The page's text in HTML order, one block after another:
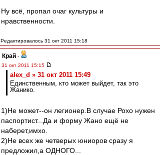
Ну всё, пропал очаг культуры и
нравственности.
Редактировалось 31 окт 2011 15:18
Край -
31 окт 2011 15:15
alex_d » 31 окт 2011 15:49
Единственным, кто может выйдет, так это
Жанико.
1)Не может--он легионер.В случае Рохо нужен
паспортист...Да и форму Жано ещё не
наберет,имхо.
2)Не всех же четверых юниоров сразу я
предложил,а ОДНОГО...